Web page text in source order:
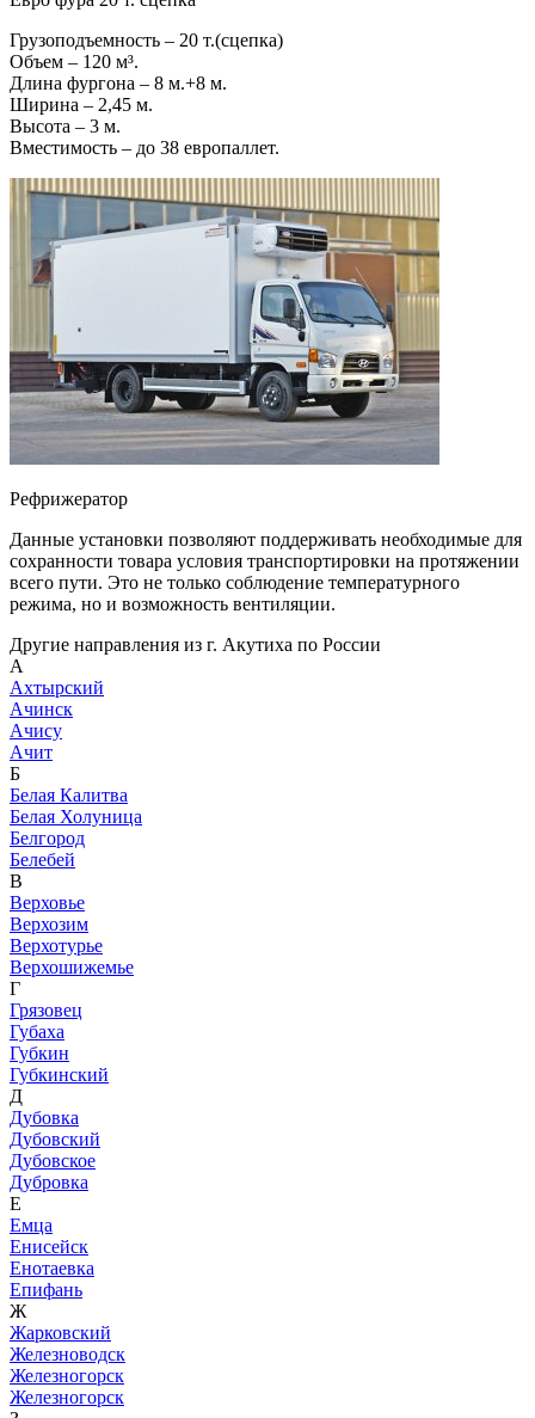
Грузоподъемность – 20 т.(сцепка)
Объем – 120 м³.
Длина фургона – 8 м.+8 м.
Ширина – 2,45 м.
Высота – 3 м.
Вместимость – до 38 европаллет.
Рефрижератор
Данные установки позволяют поддерживать необходимые для
сохранности товара условия транспортировки на протяжении
всего пути. Это не только соблюдение температурного
режима, но и возможность вентиляции.
Другие направления из г. Акутиха по России
А
Ахтырский
Ачинск
Ачису
Ачит
Б
Белая Калитва
Белая Холуница
Белгород
Белебей
В
Верховье
Верхозим
Верхотурье
Верхошижемье
Г
Грязовец
Губаха
Губкин
Губкинский
Д
Дубовка
Дубовский
Дубовское
Дубровка
Е
Емца
Енисейск
Енотаевка
Епифань
Ж
Жарковский
Железноводск
Железногорск
Железногорск